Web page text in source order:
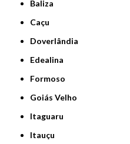
Baliza
Caçu
Doverlândia
Edealina
Formoso
Goiás Velho
Itaguaru
Itauçu